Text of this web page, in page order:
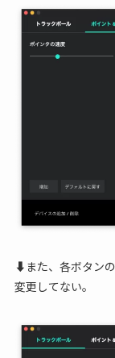
⬇︎また、各ボタン
変更してない。